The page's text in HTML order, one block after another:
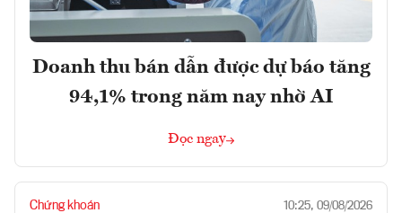
Doanh thu bán dẫn được dự báo tăng
94,1% trong năm nay nhờ AI
Đọc ngay
Chứng khoán 10:25, 09/08/2026